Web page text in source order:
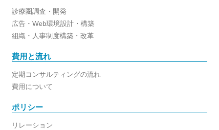
診療圏調査・開発
広告・Web環境設計・構築
組織・人事制度構築・改革
費用と流れ
定期コンサルティングの流れ
費用について
ポリシー
リレーション